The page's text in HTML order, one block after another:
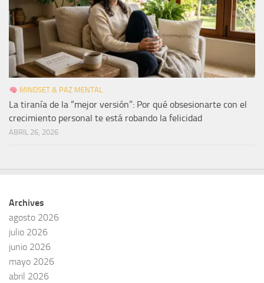
MINDSET & PAZ MENTAL
La tiranía de la “mejor versión”: Por qué obsesionarte con el
crecimiento personal te está robando la felicidad
ABRIL 26, 2026
Archives
agosto 2026
julio 2026
junio 2026
mayo 2026
abril 2026